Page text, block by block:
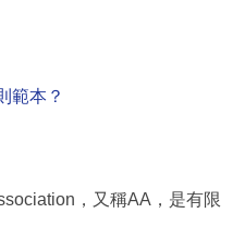
範本？
，又稱AA，是有限